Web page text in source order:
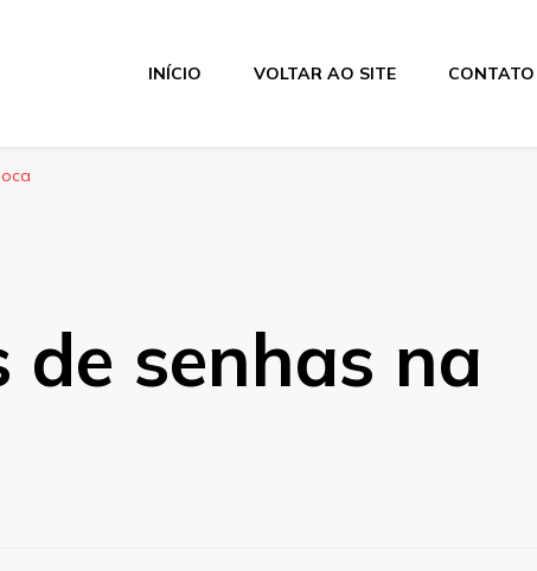
INÍCIO VOLTAR AO SITE CONTATO
de senhas na